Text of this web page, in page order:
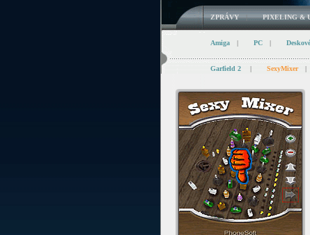
ZPRÁVY | PIXELING &
Amiga | PC | Deskové
Garfield 2 | SexyMixer |